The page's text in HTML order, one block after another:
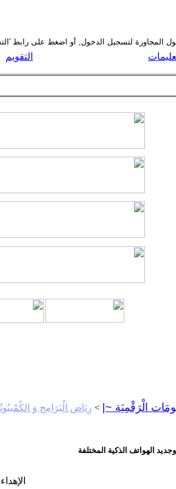
التقويم
الْرَقْمِيَة ~| > رِيَاض الْبَرَامِج وَ
الهواتف الذكية المختلفة